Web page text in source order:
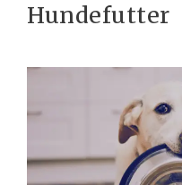
Hundefutter